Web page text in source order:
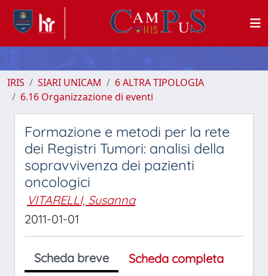
IRIS SIARI UNICAM
6 ALTRA TIPOLOGIA
6.16 Organizzazione di eventi
Formazione e metodi per la rete
dei Registri Tumori: analisi della
sopravvivenza dei pazienti
oncologici
VITARELLI, Susanna
2011-01-01
Scheda breve
Scheda completa